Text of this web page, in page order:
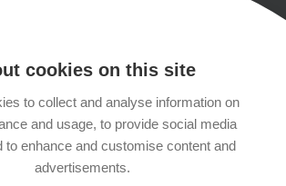
cookies on this site
to collect and analyse information on
and usage, to provide social media
to enhance and customise content and
advertisements.